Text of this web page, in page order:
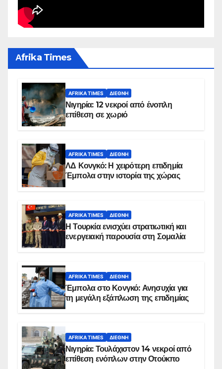
Αfrika Times
AFRIKA TIMES ΔΙΕΘΝΉ
Νιγηρία: 12 νεκροί από ένοπλη
επίθεση σε χωριό
AFRIKA TIMES ΔΙΕΘΝΉ
ΛΔ Κονγκό: Η χειρότερη επιδημία
Έμπολα στην ιστορία της χώρας
AFRIKA TIMES ΔΙΕΘΝΉ
Η Τουρκία ενισχύει στρατιωτική και
ενεργειακή παρουσία στη Σομαλία
AFRIKA TIMES ΔΙΕΘΝΉ
Έμπολα στο Κονγκό: Ανησυχία για
τη μεγάλη εξάπλωση της επιδημίας
AFRIKA TIMES ΔΙΕΘΝΉ
Νιγηρία: Τουλάχιστον 14 νεκροί από
επίθεση ενόπλων στην Οτούκπο